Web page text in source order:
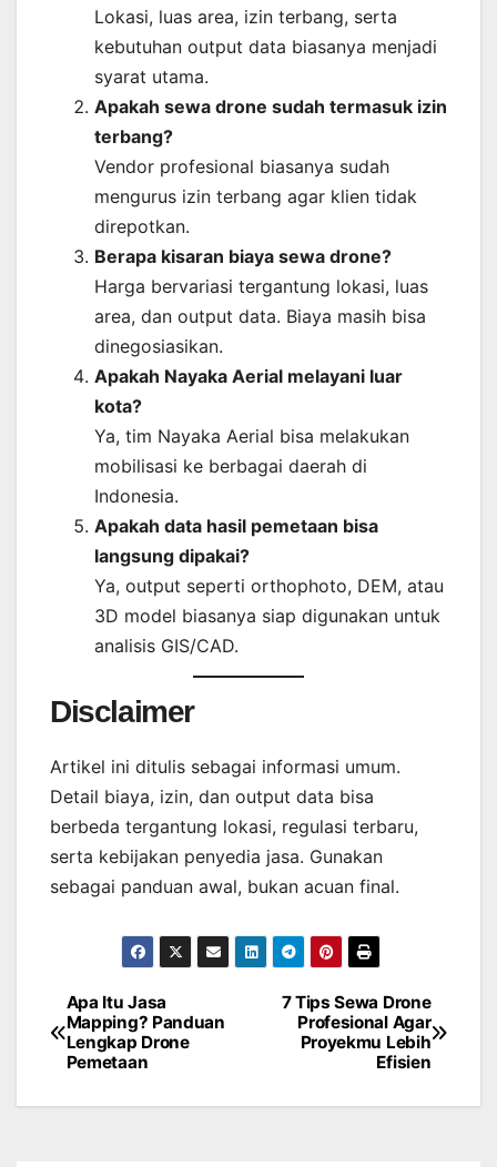
Lokasi, luas area, izin terbang, serta
kebutuhan output data biasanya menjadi
syarat utama.
Apakah sewa drone sudah termasuk izin
terbang?
Vendor profesional biasanya sudah
mengurus izin terbang agar klien tidak
direpotkan.
Berapa kisaran biaya sewa drone?
Harga bervariasi tergantung lokasi, luas
area, dan output data. Biaya masih bisa
dinegosiasikan.
Apakah Nayaka Aerial melayani luar
kota?
Ya, tim Nayaka Aerial bisa melakukan
mobilisasi ke berbagai daerah di
Indonesia.
Apakah data hasil pemetaan bisa
langsung dipakai?
Ya, output seperti orthophoto, DEM, atau
3D model biasanya siap digunakan untuk
analisis GIS/CAD.
Disclaimer
Artikel ini ditulis sebagai informasi umum.
Detail biaya, izin, dan output data bisa
berbeda tergantung lokasi, regulasi terbaru,
serta kebijakan penyedia jasa. Gunakan
sebagai panduan awal, bukan acuan final.
Post
navigation
7 Tips Sewa Drone
Profesional Agar
Proyekmu Lebih
Efisien
Apa Itu Jasa
Mapping? Panduan
Lengkap Drone
Pemetaan